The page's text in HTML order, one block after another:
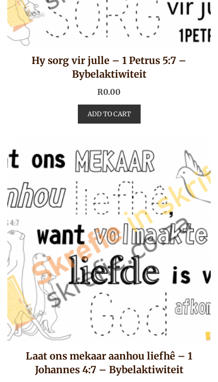
Hy sorg vir julle – 1 Petrus 5:7 –
Bybelaktiwiteit
R0.00
ADD TO CART
Laat ons mekaar aanhou liefhê – 1
Johannes 4:7 – Bybelaktiwiteit